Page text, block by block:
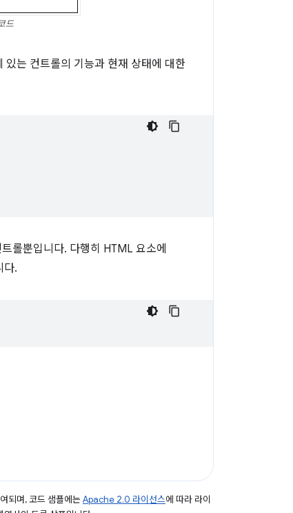
드
는 컨트롤의 기능과 현재 상태에 대한
롤뿐입니다. 다행히 HTML 요소에
다.
되며, 코드 샘플에는 Apache 2.0 라이선스에 따라 라이